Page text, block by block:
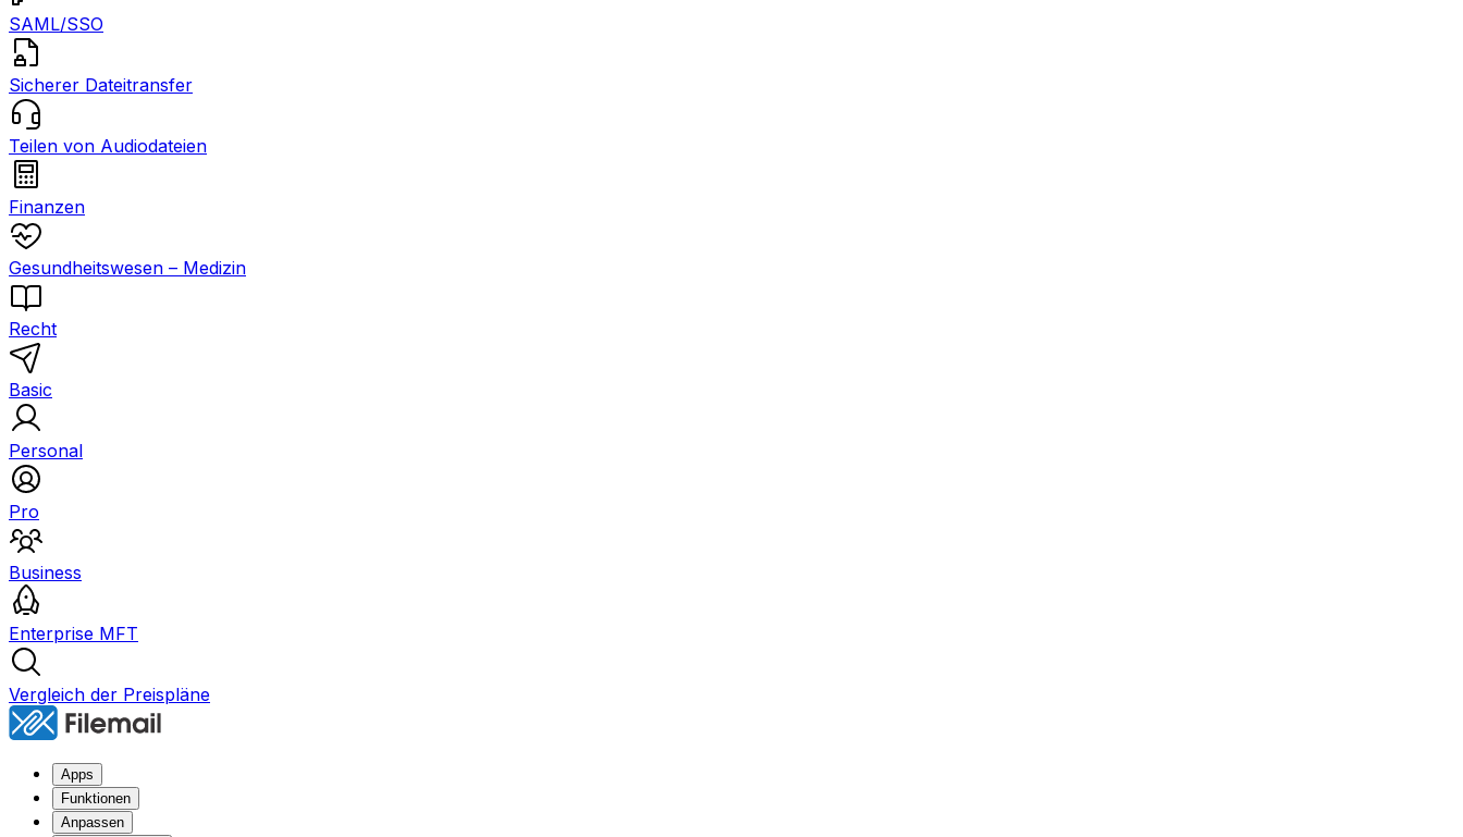
SAML/SSO
Sicherer Dateitransfer
Teilen von Audiodateien
Finanzen
Gesundheitswesen – Medizin
Recht
Basic
Personal
Pro
Business
Enterprise MFT
Vergleich der Preispläne
Apps
Funktionen
Anpassen